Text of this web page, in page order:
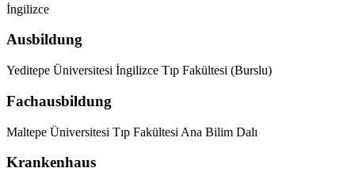
İngilizce
Ausbildung
Yeditepe Üniversitesi İngilizce Tıp Fakültesi (Burslu)
Fachausbildung
Maltepe Üniversitesi Tıp Fakültesi Ana Bilim Dalı
Krankenhaus